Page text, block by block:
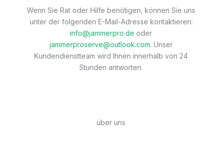
Wenn Sie Rat oder Hilfe benötigen, können Sie uns
unter der folgenden E-Mail-Adresse kontaktieren:
info@jammerpro.de oder
jammerproserve@outlook.com. Unser
Kundendienstteam wird Ihnen innerhalb von 24
Stunden antworten.
über uns